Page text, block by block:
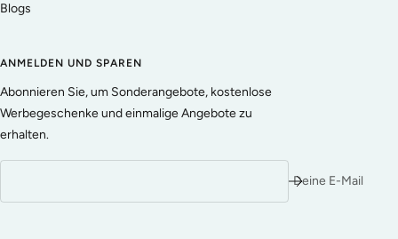
Blogs
ANMELDEN UND SPAREN
Abonnieren Sie, um Sonderangebote, kostenlose
Werbegeschenke und einmalige Angebote zu
erhalten.
Deine E-Mail